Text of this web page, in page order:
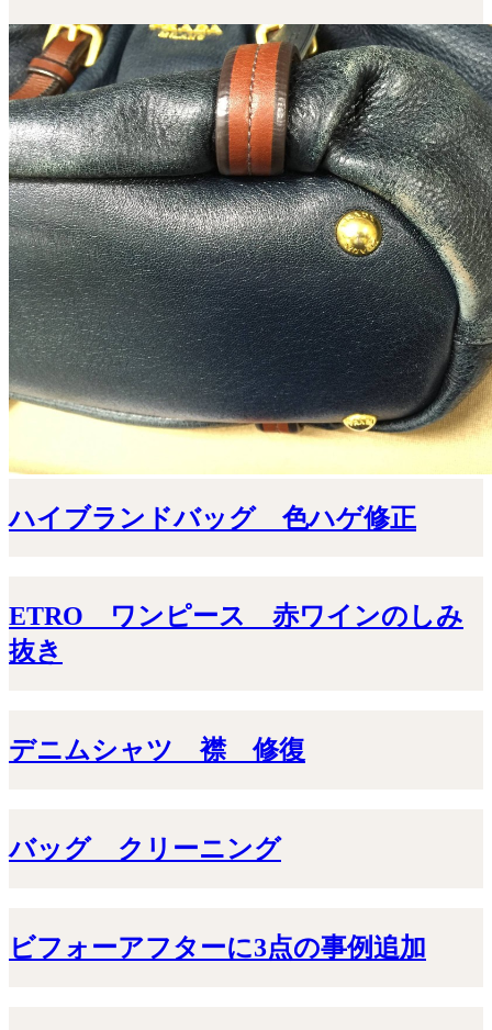
ハイブランドバッグ 色ハゲ修正
ETRO ワンピース 赤ワインのしみ
抜き
デニムシャツ 襟 修復
バッグ クリーニング
ビフォーアフターに3点の事例追加